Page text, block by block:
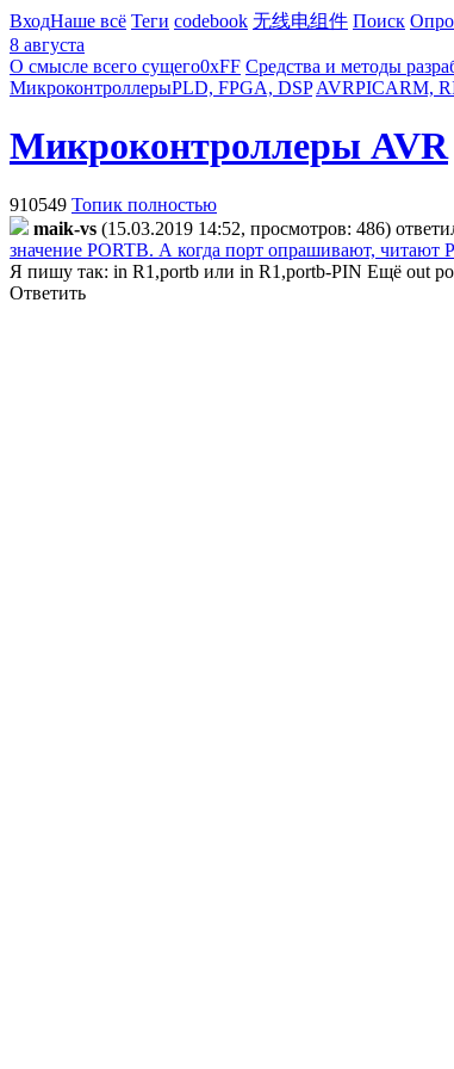
ВходНаше всё Теги codebook 无线电组件 Поиск
8 августа
О смысле всего сущего0xFF Средства и методы
МикроконтроллерыPLD, FPGA, DSP AVRPICARM,
Микроконтроллеры AVR
910549 Топик полностью
maik-vs (15.03.2019 14:52, просмотров: 486)
значение PORTB. А когда порт опрашивают, читают
Я пишу так: in R1,portb или in R1,portb-PIN Ещё out
Ответить